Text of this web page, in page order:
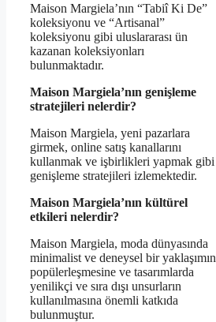
Maison Margiela’nın “Tabiî Ki De”
koleksiyonu ve “Artisanal”
koleksiyonu gibi uluslararası ün
kazanan koleksiyonları
bulunmaktadır.
Maison Margiela’nın genişleme
stratejileri nelerdir?
Maison Margiela, yeni pazarlara
girmek, online satış kanallarını
kullanmak ve işbirlikleri yapmak gibi
genişleme stratejileri izlemektedir.
Maison Margiela’nın kültürel
etkileri nelerdir?
Maison Margiela, moda dünyasında
minimalist ve deneysel bir yaklaşımın
popülerleşmesine ve tasarımlarda
yenilikçi ve sıra dışı unsurların
kullanılmasına önemli katkıda
bulunmuştur.